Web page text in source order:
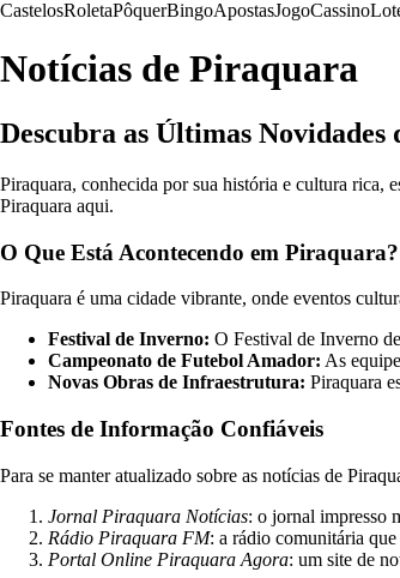
CastelosRoletaPôquerBingoApostasJogoCassino
Notícias de Piraquara
Descubra as Últimas Novidades
Piraquara, conhecida por sua história e cultura rica,
Piraquara aqui.
O Que Está Acontecendo em Piraquara?
Piraquara é uma cidade vibrante, onde eventos
Festival de Inverno: O Festival de Inverno
Campeonato de Futebol Amador: As
Novas Obras de Infraestrutura: Piraquara
Fontes de Informação Confiáveis
Para se manter atualizado sobre as notícias de
Jornal Piraquara Notícias: o jornal impresso
Rádio Piraquara FM: a rádio comunitária
Portal Online Piraquara Agora: um site de